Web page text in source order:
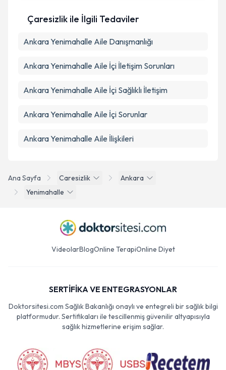
Ana Sayfa Caresizlik
Ankara
Yenimahalle
Çaresizlik ile İlgili Tedaviler
Ankara Yenimahalle Aile Danışmanlığı
Ankara Yenimahalle Aile İçi İletişim Sorunları
Ankara Yenimahalle Aile İçi Sağlıklı İletişim
Ankara Yenimahalle Aile İçi Sorunlar
Ankara Yenimahalle Aile İlişkileri
VideolarBlogOnline TerapiOnline Diyet
SERTİFİKA VE ENTEGRASYONLAR
Doktorsitesi.com Sağlık Bakanlığı onaylı ve entegreli bir sağlık bilgi
platformudur. Sertifikaları ile tescillenmiş güvenilir altyapısıyla
sağlık hizmetlerine erişim sağlar.